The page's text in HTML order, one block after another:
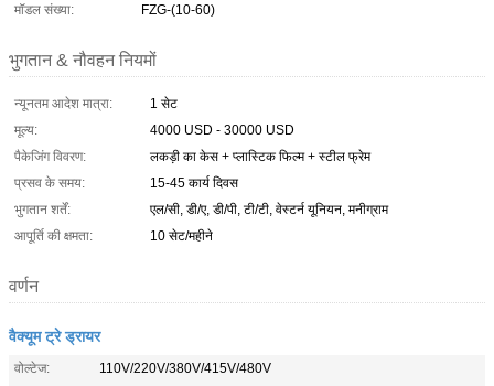
मॉडल संख्या:
FZG-(10-60)
भुगतान & नौवहन नियमों
न्यूनतम आदेश मात्रा:
1 सेट
मूल्य:
4000 USD - 30000 USD
पैकेजिंग विवरण:
लकड़ी का केस + प्लास्टिक फिल्म + स्टील फ्रेम
प्रसव के समय:
15-45 कार्य दिवस
भुगतान शर्तें:
एल/सी, डी/ए, डी/पी, टी/टी, वेस्टर्न यूनियन, मनीग्राम
आपूर्ति की क्षमता:
10 सेट/महीने
वर्णन
वैक्यूम ट्रे ड्रायर
वोल्टेज:
110V/220V/380V/415V/480V